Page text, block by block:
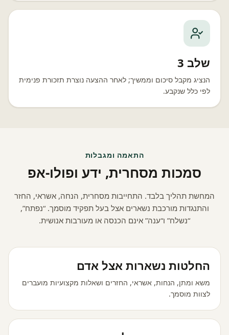
שלב 3
הנציג מקבל סיכום וממשיך; לאחר ההצעה נוצרת תזכורת פנימית
לפי כלל שנקבע.
התאמה ומגבלות
סמכות מסחרית, ידע ופולו-אפ
המחשת תהליך בלבד. התחייבות מסחרית, הנחה, אשראי, החזר
והתנגדות מורכבת נשארים אצל בעל תפקיד מוסמך. “נפתח”,
“נשלח” ו“ענה” אינם הכנסה או מעורבות אנושית.
החלטות נשארות אצל אדם
משא ומתן, הנחות, אשראי, החזרים ושאלות מקצועיות מועברים
לצוות מוסמך.